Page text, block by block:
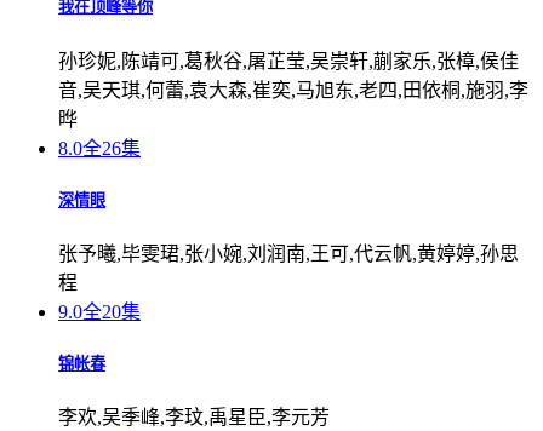
我在顶峰等你
孙珍妮,陈靖可,葛秋谷,屠芷莹,吴崇轩,蒯家乐,张樟,侯佳
音,吴天琪,何蕾,袁大森,崔奕,马旭东,老四,田依桐,施羽,李
晔
8.0全26集
深情眼
张予曦,毕雯珺,张小婉,刘润南,王可,代云帆,黄婷婷,孙思
程
9.0全20集
锦帐春
李欢,吴季峰,李玟,禹星臣,李元芳